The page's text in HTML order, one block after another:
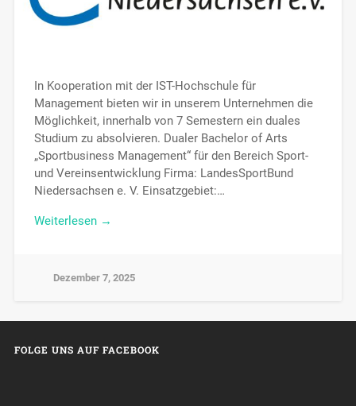
In Kooperation mit der IST-Hochschule für
Management bieten wir in unserem Unternehmen die
Möglichkeit, innerhalb von 7 Semestern ein duales
Studium zu absolvieren. Dualer Bachelor of Arts
„Sportbusiness Management“ für den Bereich Sport-
und Vereinsentwicklung Firma: LandesSportBund
Niedersachsen e. V. Einsatzgebiet:…
Weiterlesen →
Dezember 7, 2025
FOLGE UNS AUF FACEBOOK